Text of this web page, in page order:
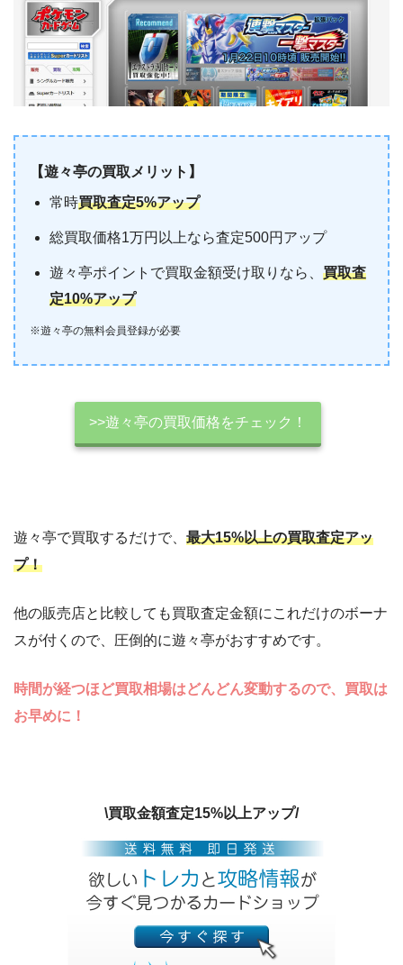
【遊々亭の買取メリット】
常時買取査定5%アップ
総買取価格1万円以上なら査定500円アップ
遊々亭ポイントで買取金額受け取りなら、買取査
定10%アップ
※遊々亭の無料会員登録が必要
>>遊々亭の買取価格をチェック！
遊々亭で買取するだけで、 最大15%以上の買取査定アッ
プ！
他の販売店と比較しても買取査定金額にこれだけのボーナ
スが付くので、圧倒的に遊々亭がおすすめです。
時間が経つほど買取相場はどんどん変動するので、買取は
お早めに！
\買取金額査定15%以上アップ/